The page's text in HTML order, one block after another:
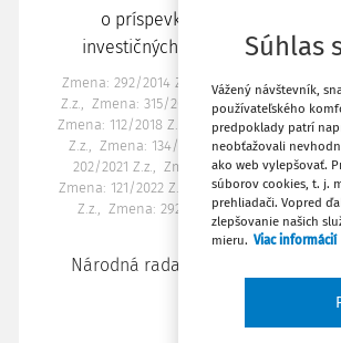
o príspevku poskytovanom z
investičných fondov a o zmene
Zmena: 292/2014 Z.z. Zmena: 357/2015 Z.z.
Z.z.
Zmena: 315/2016 Z.z. Zmena: 93/2017
Zmena: 112/2018 Z.z.
Zmena: 154/2019 Z.z.
Z.z.
Zmena: 134/2020 Z.z. Zmena: 198/
202/2021 Z.z.
Zmena: 279/2021 Z.z.
Zmena: 121/2022 Z.z.
Zmena: 198/2022 Z.z.
Z.z.
Zmena: 292/2024 Z.z. (nepriama
294/2025
Národná rada Slovenskej
Súhlas
Vážený návštevník,
používateľského
predpoklady patrí
neobťažovali
ako web vylepšovať.
súborov cookies, t. j.
prehliadači. Vopred
zlepšovanie našich
mieru. Viac informácií